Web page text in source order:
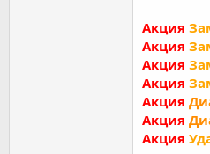
Акция
Акция
Акция
Акция
Акция
Акция
Акция